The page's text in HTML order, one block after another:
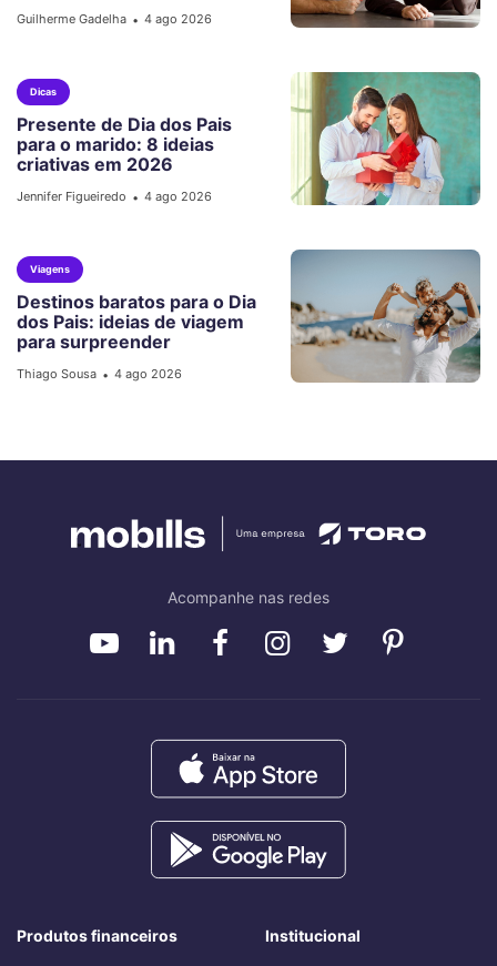
Guilherme Gadelha • 4 ago 2026
Dicas
Presente de Dia dos Pais
para o marido: 8 ideias
criativas em 2026
Jennifer Figueiredo • 4 ago 2026
Viagens
Destinos baratos para o Dia
dos Pais: ideias de viagem
para surpreender
Thiago Sousa • 4 ago 2026
Acompanhe nas redes
Produtos financeiros Institucional